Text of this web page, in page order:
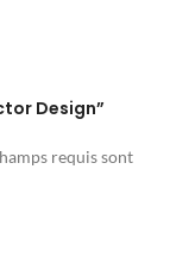
Design”
requis sont